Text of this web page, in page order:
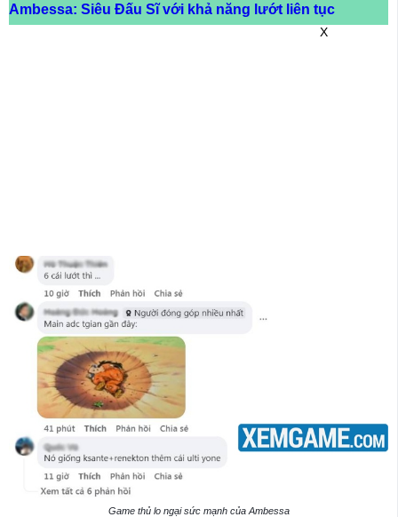
Ambessa: Siêu Đấu Sĩ với khả năng lướt liên tục
X
Game thủ lo ngại sức mạnh của Ambessa